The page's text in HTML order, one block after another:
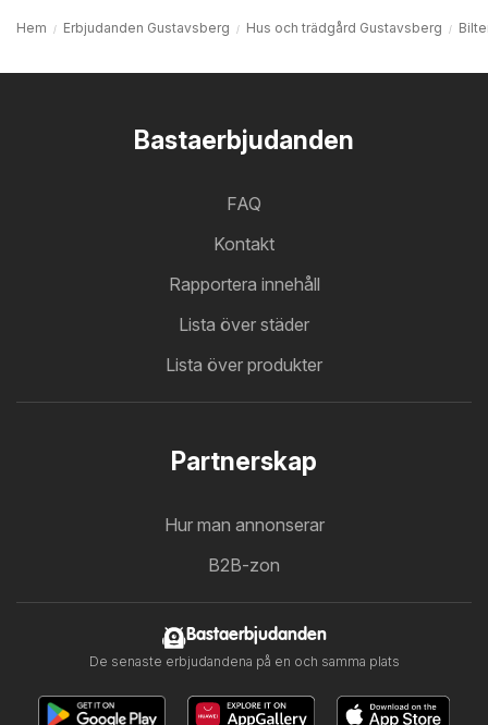
Hem Erbjudanden Gustavsberg Hus och trädgård Gustavsberg
Bastaerbjudanden
FAQ
Kontakt
Rapportera innehåll
Lista över städer
Lista över produkter
Partnerskap
Hur man annonserar
B2B-zon
Bastaerbjudanden
De senaste erbjudandena på en och samma plats